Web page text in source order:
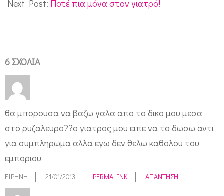
Next Post: Ποτέ πια μόνα στον γιατρό!
6 ΣΧΌΛΙΑ
θα μπορουσα να βαζω γαλα απο το δικο μου μεσα
στο ρυζαλευρο??ο γιατρος μου ειπε να το δωσω αντι
για συμπληρωμα αλλα εγω δεν θελω καθολου του
εμποριου
EIPHNH 21/01/2013 PERMALINK ΑΠΆΝΤΗΣΗ